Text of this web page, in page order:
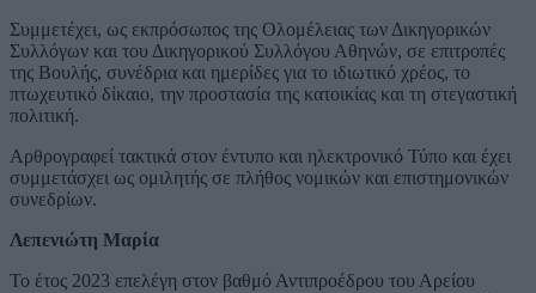
Συμμετέχει, ως εκπρόσωπος της Ολομέλειας των Δικηγορικών
Συλλόγων και του Δικηγορικού Συλλόγου Αθηνών, σε επιτροπές
της Βουλής, συνέδρια και ημερίδες για το ιδιωτικό χρέος, το
πτωχευτικό δίκαιο, την προστασία της κατοικίας και τη στεγαστική
πολιτική.
Αρθρογραφεί τακτικά στον έντυπο και ηλεκτρονικό Τύπο και έχει
συμμετάσχει ως ομιλητής σε πλήθος νομικών και επιστημονικών
συνεδρίων.
Λεπενιώτη Μαρία
Το έτος 2023 επελέγη στον βαθμό Αντιπροέδρου του Αρείου